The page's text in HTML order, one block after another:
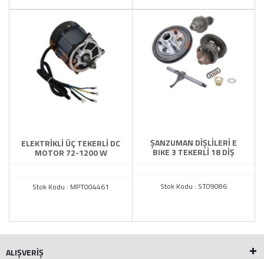
ELEKTRİKLİ ÜÇ TEKERLİ DC
MOTOR 72-1200 W
Stok Kodu : MPT004461
ŞANZUMAN DİŞLİLERİ E
BIKE 3 TEKERLİ 18 DİŞ
Stok Kodu : ST09086
ALIŞVERİŞ